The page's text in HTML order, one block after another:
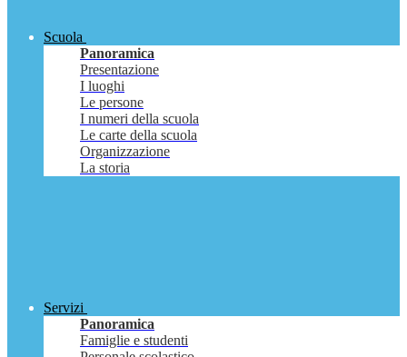
Scuola
Panoramica
Presentazione
I luoghi
Le persone
I numeri della scuola
Le carte della scuola
Organizzazione
La storia
Servizi
Panoramica
Famiglie e studenti